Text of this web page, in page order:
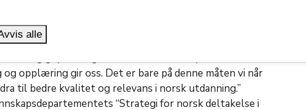
til å gripe mulighetene
side uttrykt et sterkt ønske om norsk deltakelse “Vi
og gripe mulighetene som det europeiske
og opplæring gir oss. Det er bare på denne måten vi når
til bedre kvalitet og relevans i norsk utdanning.”
“Strategi for norsk deltakelse i
alle